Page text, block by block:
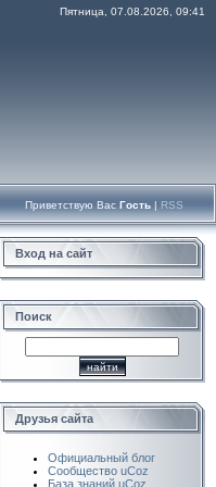
Пятница, 07.08.2026, 09:41
Приветствую Вас Гость | RSS
Вход на сайт
Поиск
Друзья сайта
Официальный блог
Сообщество uCoz
База знаний uCoz